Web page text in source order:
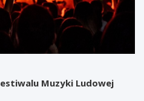
Muzyki Ludowej